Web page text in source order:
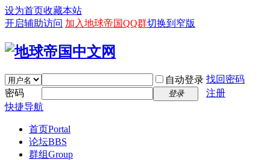
设为首页收藏本站
开启辅助访问 加入地球帝国QQ群切换到窄版
自动登录 找回密码
密码
登录
注册
快捷导航
首页Portal
论坛BBS
群组Group